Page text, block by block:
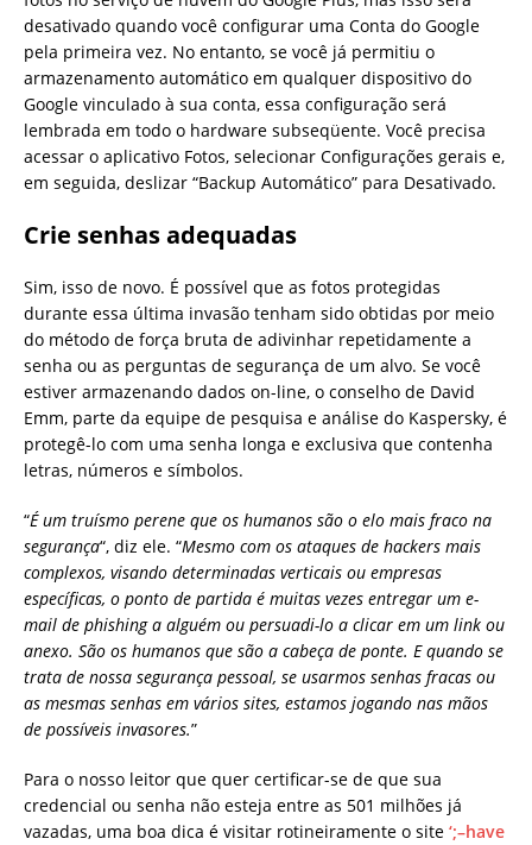
desativado quando você configurar uma Conta do Google
pela primeira vez. No entanto, se você já permitiu o
armazenamento automático em qualquer dispositivo do
Google vinculado à sua conta, essa configuração será
lembrada em todo o hardware subseqüente. Você precisa
acessar o aplicativo Fotos, selecionar Configurações gerais e,
em seguida, deslizar “Backup Automático” para Desativado.
Crie senhas adequadas
Sim, isso de novo. É possível que as fotos protegidas
durante essa última invasão tenham sido obtidas por meio
do método de força bruta de adivinhar repetidamente a
senha ou as perguntas de segurança de um alvo. Se você
estiver armazenando dados on-line, o conselho de David
Emm, parte da equipe de pesquisa e análise do Kaspersky, é
protegê-lo com uma senha longa e exclusiva que contenha
letras, números e símbolos.
“É um truísmo perene que os humanos são o elo mais fraco na
segurança“, diz ele. “Mesmo com os ataques de hackers mais
complexos, visando determinadas verticais ou empresas
específicas, o ponto de partida é muitas vezes entregar um e-
mail de phishing a alguém ou persuadi-lo a clicar em um link ou
anexo. São os humanos que são a cabeça de ponte. E quando se
trata de nossa segurança pessoal, se usarmos senhas fracas ou
as mesmas senhas em vários sites, estamos jogando nas mãos
de possíveis invasores.”
Para o nosso leitor que quer certificar-se de que sua
credencial ou senha não esteja entre as 501 milhões já
vazadas, uma boa dica é visitar rotineiramente o site ‘;–have